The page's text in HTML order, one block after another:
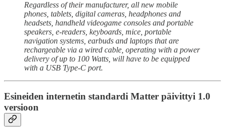
Regardless of their manufacturer, all new mobile
phones, tablets, digital cameras, headphones and
headsets, handheld videogame consoles and portable
speakers, e-readers, keyboards, mice, portable
navigation systems, earbuds and laptops that are
rechargeable via a wired cable, operating with a power
delivery of up to 100 Watts, will have to be equipped
with a USB Type-C port.
Esineiden internetin standardi Matter päivittyi 1.0
versioon